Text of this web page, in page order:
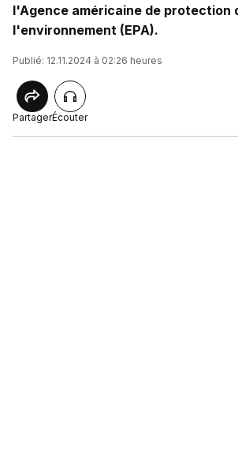
l'Agence américaine de protection
l'environnement (EPA).
Publié: 12.11.2024 à 02:26 heures
PartagerÉcouter